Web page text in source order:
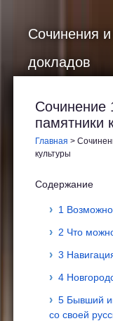
Сочинения
докладов
Сочинение
памятники
Главная >
культуры
Содержание
1
2 Что
3
4
5 Бывший
со своей